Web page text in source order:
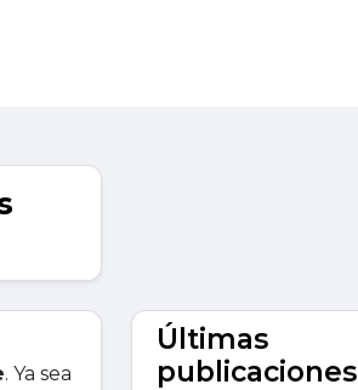
. Ya sea
Últimas
publicaciones